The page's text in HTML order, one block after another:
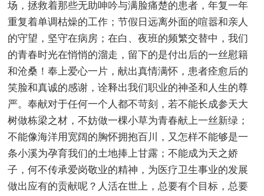
场，拯救着那些无助呻吟与满脸痛楚的患者，年复一年
重复着单调枯燥的工作；节假日远离外面的喧嚣和亲人
的守望，坚守在病房；在白、夜班的频繁交替中，我们
的青春时光在悄悄的溜走，留下的是付出后的一丝慰籍
和沧桑！奉上爱心一片，献出真情满怀，患者痊愈后的
笑脸和真诚的感谢，诠释出我们职业的神圣和人生的尊
严。奉献对于任何一个人都不苛刻，若不能长成参天大
树做栋梁之材，不妨做一棵小草为青春献上一丝新绿；
不能像海洋用宽阔的胸怀拥抱百川，又怎样不能够是一
条小溪为孕育我们的土地捧上甘露；不能成为天之娇
子，何不传承爱岗敬业的精神，为医疗卫生事业的发展
做出应有的贡献呢？人活在世上，总要有个目标，总要